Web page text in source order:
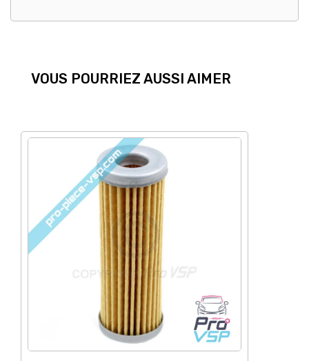
VOUS POURRIEZ AUSSI AIMER